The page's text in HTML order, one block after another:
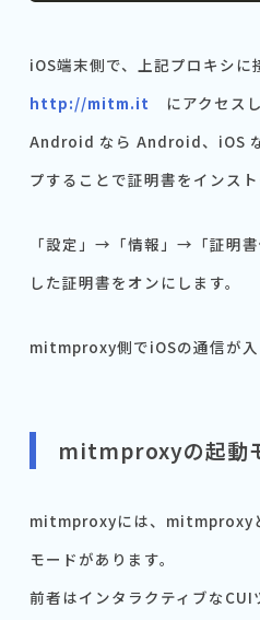
iOS端末側で、上記プロキシに
http://mitm.it にアクセスし
Android なら Android、iOS
プすることで証明書をインスト
「設定」→「情報」→「証明
した証明書をオンにします。
mitmproxy側でiOSの通信が入
mitmproxyの起動
mitmproxyには、mitmproxy
モードがあります。
前者はインタラクティブな